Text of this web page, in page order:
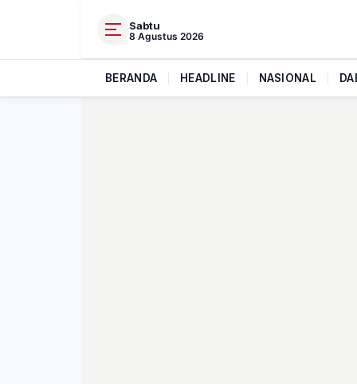
Sabtu
8 Agustus 2026
BERANDA HEADLINE NASIONAL